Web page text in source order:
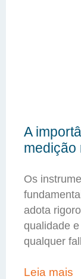
A
medição
Os
adota
qualidade
qualquer
Leia mais